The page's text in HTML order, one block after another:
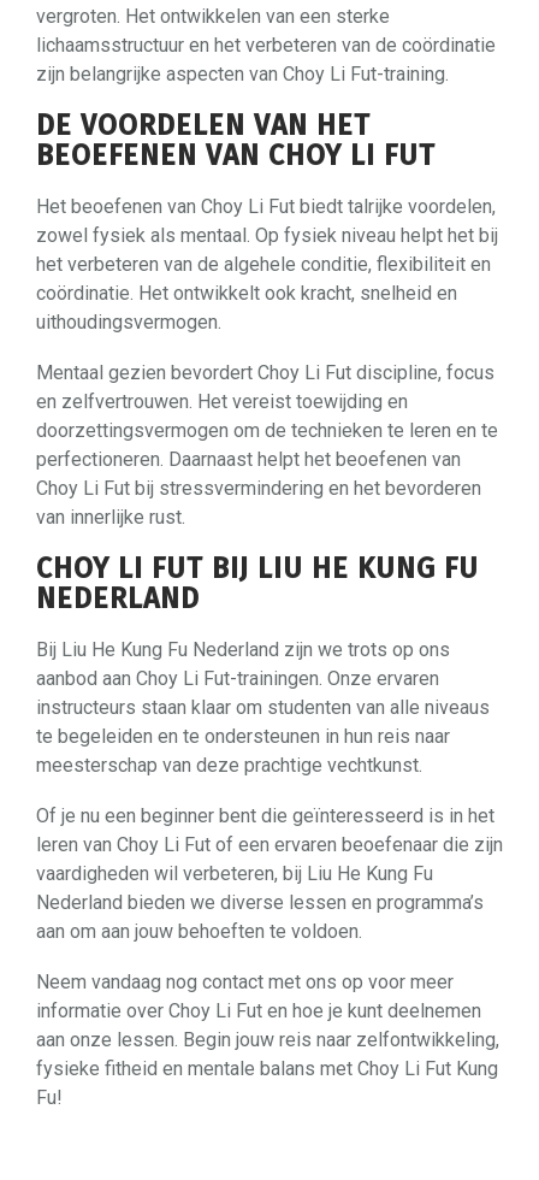
vergroten. Het ontwikkelen van een sterke
lichaamsstructuur en het verbeteren van de coördinatie
zijn belangrijke aspecten van Choy Li Fut-training.
DE VOORDELEN VAN HET
BEOEFENEN VAN CHOY LI FUT
Het beoefenen van Choy Li Fut biedt talrijke voordelen,
zowel fysiek als mentaal. Op fysiek niveau helpt het bij
het verbeteren van de algehele conditie, flexibiliteit en
coördinatie. Het ontwikkelt ook kracht, snelheid en
uithoudingsvermogen.
Mentaal gezien bevordert Choy Li Fut discipline, focus
en zelfvertrouwen. Het vereist toewijding en
doorzettingsvermogen om de technieken te leren en te
perfectioneren. Daarnaast helpt het beoefenen van
Choy Li Fut bij stressvermindering en het bevorderen
van innerlijke rust.
CHOY LI FUT BIJ LIU HE KUNG FU
NEDERLAND
Bij Liu He Kung Fu Nederland zijn we trots op ons
aanbod aan Choy Li Fut-trainingen. Onze ervaren
instructeurs staan klaar om studenten van alle niveaus
te begeleiden en te ondersteunen in hun reis naar
meesterschap van deze prachtige vechtkunst.
Of je nu een beginner bent die geïnteresseerd is in het
leren van Choy Li Fut of een ervaren beoefenaar die zijn
vaardigheden wil verbeteren, bij Liu He Kung Fu
Nederland bieden we diverse lessen en programma’s
aan om aan jouw behoeften te voldoen.
Neem vandaag nog contact met ons op voor meer
informatie over Choy Li Fut en hoe je kunt deelnemen
aan onze lessen. Begin jouw reis naar zelfontwikkeling,
fysieke fitheid en mentale balans met Choy Li Fut Kung
Fu!